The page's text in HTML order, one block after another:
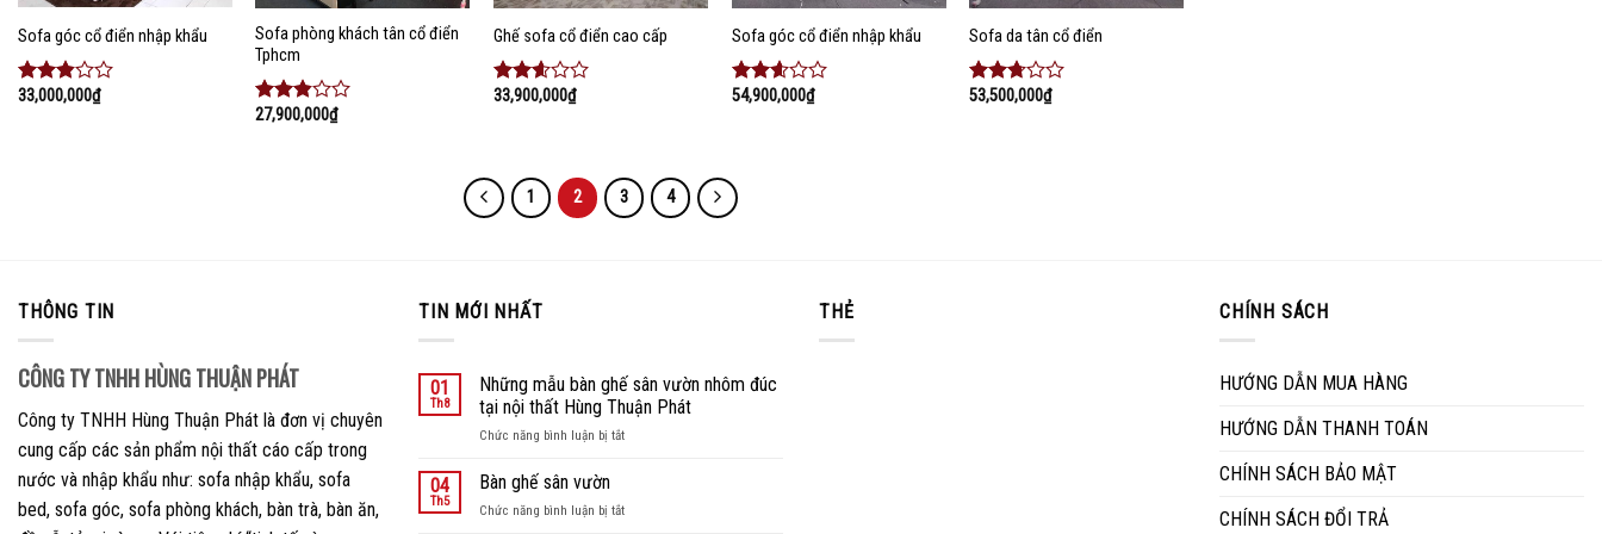
Sofa góc cổ điển nhập khẩu
Được
33,000,000₫
Sofa phòng khách tân cổ điển
Tphcm
Được
27,900,000₫
Ghế sofa cổ điển cao cấp
Được
5 sao
33,900,000₫
Sofa góc cổ điển nhập khẩu
Được
54,900,000₫
Sofa da tân cổ điển
Được
53,500,000₫
1 2 3 4
THÔNG TIN
CÔNG TY TNHH HÙNG THUẬN PHÁT
Công ty TNHH Hùng Thuận Phát là đơn vị chuyên
cung cấp các sản phẩm nội thất cáo cấp trong
nước và nhập khẩu như: sofa nhập khẩu, sofa
bed, sofa góc, sofa phòng khách, bàn trà, bàn ăn,
TIN MỚI NHẤT
01
Th8
Những mẫu bàn ghế sân vườn nhôm đúc
tại nội thất Hùng Thuận Phát
Chức năng bình luận bị tắtở
ghế
04
Th5
Bàn ghế sân vườn
Chức năng bình luận bị tắtở
THẺ CHÍNH SÁCH
HƯỚNG DẪN MUA HÀNG
HƯỚNG DẪN THANH TOÁN
CHÍNH SÁCH BẢO MẬT
CHÍNH SÁCH ĐỔI TRẢ